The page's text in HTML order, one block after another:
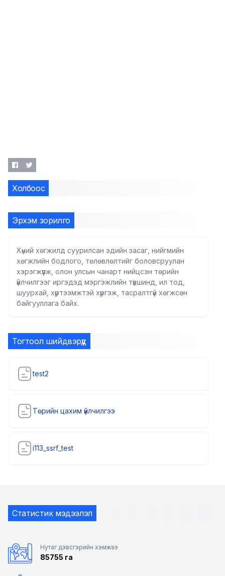
Холбоос
Эрхэм зорилго
Хүний хөгжилд суурилсан эдийн засаг, нийгмийн
хөгжлийн бодлого, төлөвлөлтийг боловсруулан
хэрэгжүүлж, олон улсын чанарт нийцсэн төрийн
үйлчилгээг иргэдэд мэргэжлийн түвшинд, ил тод,
шуурхай, хүртээмжтэй хүргэж, тасралтгүй хөгжсөн
байгууллага байх.
Тогтоол шийдвэрүүд
test2
Төрийн цахим үйлчилгээ
i113_ssrf_test
Статистик мэдээлэл
Нутаг дэвсгэрийн хэмжээ
85755 га